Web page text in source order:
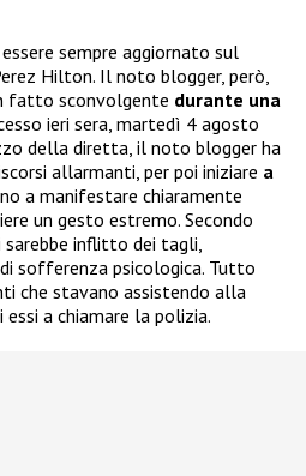
sempre aggiornato sul
Hilton. Il noto blogger, però,
fatto sconvolgente durante una
ieri sera, martedì 4 agosto
della diretta, il noto blogger ha
allarmanti, per poi iniziare a
a manifestare chiaramente
un gesto estremo. Secondo
inflitto dei tagli,
sofferenza psicologica. Tutto
che stavano assistendo alla
a chiamare la polizia.